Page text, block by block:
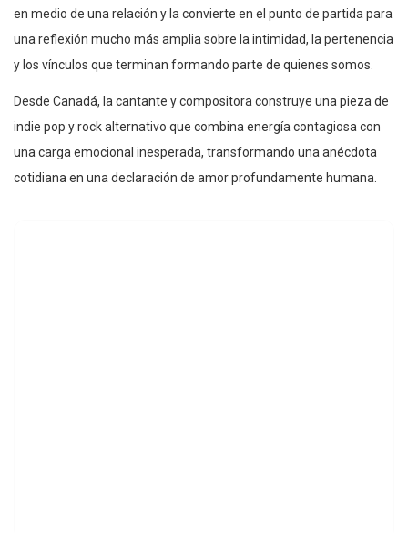
en medio de una relación y la convierte en el punto de partida para
una reflexión mucho más amplia sobre la intimidad, la pertenencia
y los vínculos que terminan formando parte de quienes somos.
Desde Canadá, la cantante y compositora construye una pieza de
indie pop y rock alternativo que combina energía contagiosa con
una carga emocional inesperada, transformando una anécdota
cotidiana en una declaración de amor profundamente humana.